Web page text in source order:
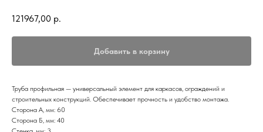
121967,00 р.
Добавить в корзину
Труба профильная — универсальный элемент для каркасов, ограждений и
строительных конструкций. Обеспечивает прочность и удобство монтажа.
Сторона А, мм: 60
Сторона Б, мм: 40